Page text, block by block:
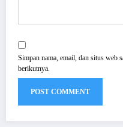
Simpan nama, email, dan situs web
berikutnya.